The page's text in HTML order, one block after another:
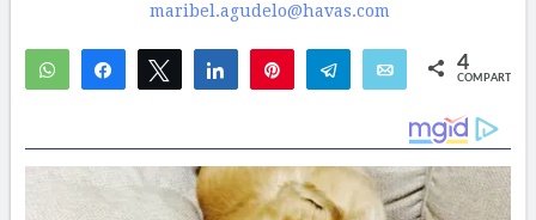
maribel.agudelo@havas.com
WhatsAppCompartirTwittear Compartir Telegram Email 4
COMPARTIR